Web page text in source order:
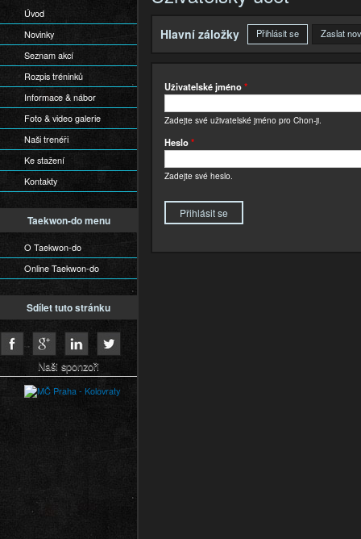
Úvod
Novinky
Seznam akcí
Rozpis tréninků
Informace & nábor
Foto & video galerie
Naši trenéři
Ke stažení
Kontakty
Taekwon-do menu
O Taekwon-do
Online Taekwon-do
Sdílet tuto stránku
Naši sponzoři
Hlavní záložky Přihlásit se (aktivníZaslat
Uživatelské jméno*
Zadejte své uživatelské jméno pro Chon-ji.
Heslo*
Zadejte své heslo.